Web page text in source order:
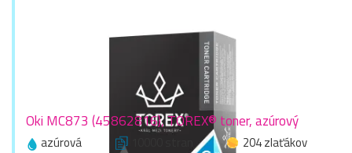
Oki MC873 (45862816), TOREX® toner, azúrový
azúrová
204 zlaťákov